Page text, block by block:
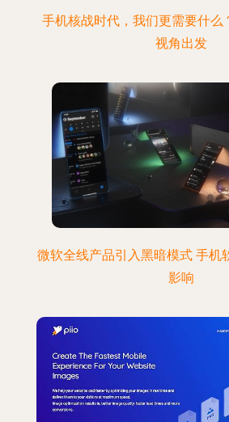
手机核战时代，我们更需要什
视角出发
微软全线产品引入黑暗模式 手机
影响